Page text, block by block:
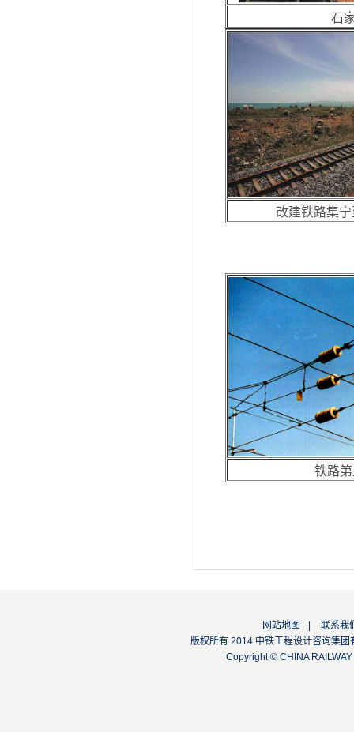
石
改建铁路集
铁路
网站地图
联系我
版权所有 2014 中铁工程设计咨询
Copyright © CHINA